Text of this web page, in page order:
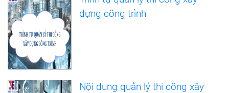
dựng công trình
Nội dung quản lý thi công xây